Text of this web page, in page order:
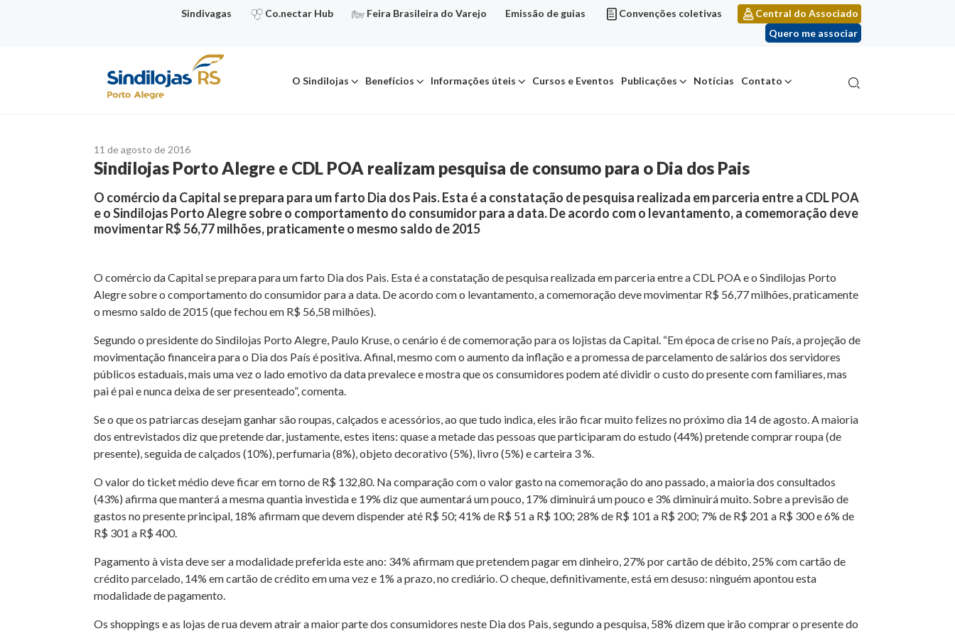
Sindivagas Co.nectar Hub Feira Brasileira do Varejo Emissão de guias Convenções coletivas
Central do Associado
Quero me associar
O Sindilojas Benefícios Informações úteis Cursos e Eventos Publicações Notícias Contato
11 de agosto de 2016
Sindilojas Porto Alegre e CDL POA realizam pesquisa de consumo para o Dia dos Pais
O comércio da Capital se prepara para um farto Dia dos Pais. Esta é a constatação de pesquisa realizada em parceria entre a CDL POA
e o Sindilojas Porto Alegre sobre o comportamento do consumidor para a data. De acordo com o levantamento, a comemoração deve
movimentar R$ 56,77 milhões, praticamente o mesmo saldo de 2015
O comércio da Capital se prepara para um farto Dia dos Pais. Esta é a constatação de pesquisa realizada em parceria entre a CDL POA e o Sindilojas Porto
Alegre sobre o comportamento do consumidor para a data. De acordo com o levantamento, a comemoração deve movimentar R$ 56,77 milhões, praticamente
o mesmo saldo de 2015 (que fechou em R$ 56,58 milhões).
Segundo o presidente do Sindilojas Porto Alegre, Paulo Kruse, o cenário é de comemoração para os lojistas da Capital. “Em época de crise no País, a projeção de
movimentação financeira para o Dia dos País é positiva. Afinal, mesmo com o aumento da inflação e a promessa de parcelamento de salários dos servidores
públicos estaduais, mais uma vez o lado emotivo da data prevalece e mostra que os consumidores podem até dividir o custo do presente com familiares, mas
pai é pai e nunca deixa de ser presenteado”, comenta.
Se o que os patriarcas desejam ganhar são roupas, calçados e acessórios, ao que tudo indica, eles irão ficar muito felizes no próximo dia 14 de agosto. A maioria
dos entrevistados diz que pretende dar, justamente, estes itens: quase a metade das pessoas que participaram do estudo (44%) pretende comprar roupa (de
presente), seguida de calçados (10%), perfumaria (8%), objeto decorativo (5%), livro (5%) e carteira 3 %.
O valor do ticket médio deve ficar em torno de R$ 132,80. Na comparação com o valor gasto na comemoração do ano passado, a maioria dos consultados
(43%) afirma que manterá a mesma quantia investida e 19% diz que aumentará um pouco, 17% diminuirá um pouco e 3% diminuirá muito. Sobre a previsão de
gastos no presente principal, 18% afirmam que devem dispender até R$ 50; 41% de R$ 51 a R$ 100; 28% de R$ 101 a R$ 200; 7% de R$ 201 a R$ 300 e 6% de
R$ 301 a R$ 400.
Pagamento à vista deve ser a modalidade preferida este ano: 34% afirmam que pretendem pagar em dinheiro, 27% por cartão de débito, 25% com cartão de
crédito parcelado, 14% em cartão de crédito em uma vez e 1% a prazo, no crediário. O cheque, definitivamente, está em desuso: ninguém apontou esta
modalidade de pagamento.
Os shoppings e as lojas de rua devem atrair a maior parte dos consumidores neste Dia dos Pais, segundo a pesquisa, 58% dizem que irão comprar o presente do